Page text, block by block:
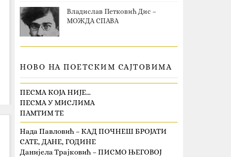
Владислав Петковић Дис –
МОЖДА СПАВА
НОВО НА ПОЕТСКИМ САЈТОВИМА
ПЕСМА КОЈА НИЈЕ…
ПЕСМА У МИСЛИМА
ПАМТИМ ТЕ
Нада Павловић – КАД ПОЧНЕШ БРОЈАТИ
САТЕ, ДАНЕ, ГОДИНЕ
Данијела Трајковић – ПИСМО ЊЕГОВОЈ